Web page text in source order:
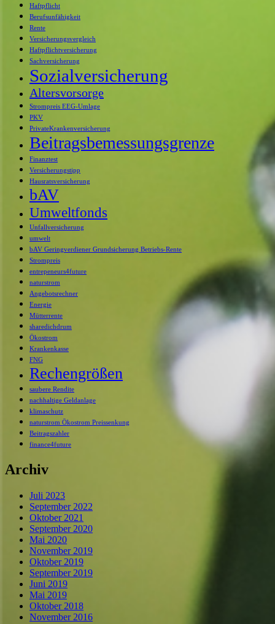
Haftpflicht
Berufsunfähigkeit
Rente
Versicherungsvergleich
Haftpflichtversicherung
Sachversicherung
Sozialversicherung
Altersvorsorge
Strompreis EEG-Umlage
PKV
PrivateKrankenversicherung
Beitragsbemessungsgrenze
Finanztest
Versicherungstipp
Hausratsversicherung
bAV
Umweltfonds
Unfallversicherung
umwelt
bAV Geringverdiener Grundsicherung Betriebs-Rente
Strompreis
entrepeneurs4future
naturstrom
Angebotsrechner
Energie
Mütterrente
sharedichdrum
Ökostrom
Krankenkasse
FNG
Rechengrößen
saubere Rendite
nachhaltige Geldanlage
klimaschutz
naturstrom Ökostrom Preissenkung
Beitragszahler
finance4future
Archiv
Juli 2023
September 2022
Oktober 2021
September 2020
Mai 2020
November 2019
Oktober 2019
September 2019
Juni 2019
Mai 2019
Oktober 2018
November 2016